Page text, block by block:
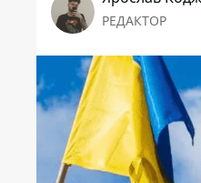
РЕДАКТОР